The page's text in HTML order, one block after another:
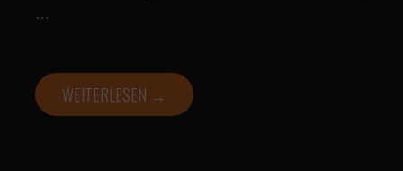
…
WEITERLESEN →